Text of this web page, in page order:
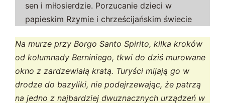
sen i miłosierdzie. Porzucanie dzieci w
papieskim Rzymie i chrześcijańskim świecie
Na murze przy Borgo Santo Spirito, kilka kroków
od kolumnady Berniniego, tkwi do dziś murowane
okno z zardzewiałą kratą. Turyści mijają go w
drodze do bazyliki, nie podejrzewając, że patrzą
na jedno z najbardziej dwuznacznych urządzeń w